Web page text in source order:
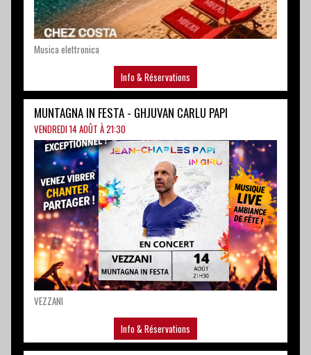
MUNTAGNA IN FESTA - GHJUVAN CARLU PAPI
VENDREDI 14 AOÛT À 21:30
VEZZANI
Info & Réservations
I MUVRINI IN CUNCERTU - BRIANÇONNET
LUNDI 17 AOÛT À 20:30